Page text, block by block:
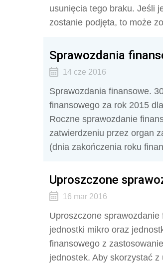
usunięcia tego braku. Jeśli
zostanie podjęta, to może
Sprawozdania
14 cze 2016
Sprawozdania finansowe.
finansowego za rok 2015
Roczne sprawozdanie
zatwierdzeniu przez organ
(dnia zakończenia roku
Uproszczone
16 mar 2016
Uproszczone
jednostki mikro oraz
finansowego z
jednostek. Aby skorzystać